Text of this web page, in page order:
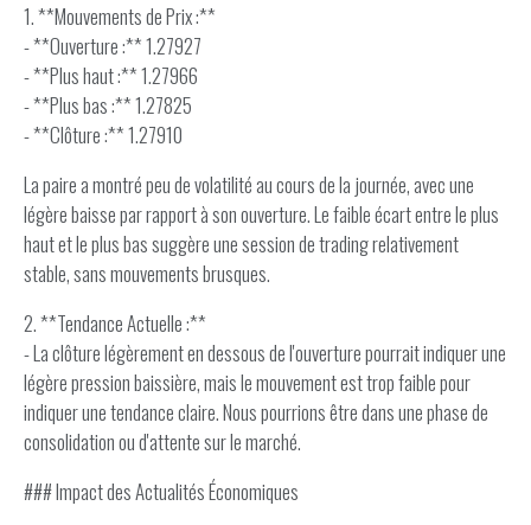
1. **Mouvements de Prix :**
- **Ouverture :** 1.27927
- **Plus haut :** 1.27966
- **Plus bas :** 1.27825
- **Clôture :** 1.27910
La paire a montré peu de volatilité au cours de la journée, avec une
légère baisse par rapport à son ouverture. Le faible écart entre le plus
haut et le plus bas suggère une session de trading relativement
stable, sans mouvements brusques.
2. **Tendance Actuelle :**
- La clôture légèrement en dessous de l'ouverture pourrait indiquer une
légère pression baissière, mais le mouvement est trop faible pour
indiquer une tendance claire. Nous pourrions être dans une phase de
consolidation ou d'attente sur le marché.
### Impact des Actualités Économiques